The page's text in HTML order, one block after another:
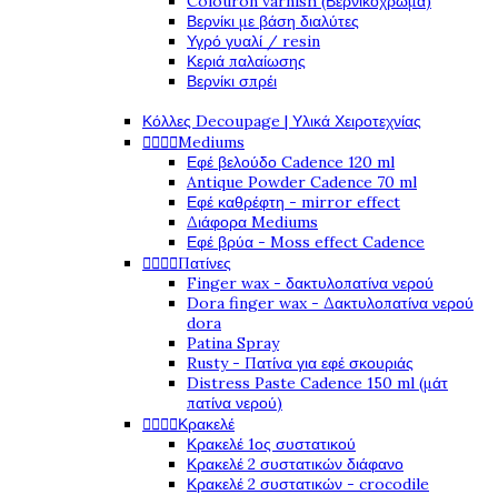
Βερνίκι με βάση διαλύτες
Υγρό γυαλί / resin
Κεριά παλαίωσης
Βερνίκι σπρέι
Κόλλες Decoupage | Υλικά Χειροτεχνίας
Mediums
Εφέ βελούδο Cadence 120 ml
Antique Powder Cadence 70 ml
Εφέ καθρέφτη - mirror effect
Διάφορα Mediums
Εφέ βρύα - Moss effect Cadence
Πατίνες
Finger wax - δακτυλοπατίνα νερού
Dora finger wax - Δακτυλοπατίνα νερού
dora
Patina Spray
Rusty - Πατίνα για εφέ σκουριάς
Distress Paste Cadence 150 ml (μάτ
πατίνα νερού)
Κρακελέ
Κρακελέ 1ος συστατικού
Κρακελέ 2 συστατικών διάφανο
Κρακελέ 2 συστατικών - crocodile